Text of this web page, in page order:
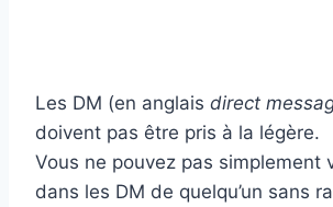
Les DM (en anglais direct
doivent pas être pris à la légère.
Vous ne pouvez pas simplement
dans les DM de quelqu’un sans